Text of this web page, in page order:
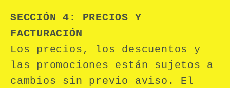
SECCIÓN 4: PRECIOS Y
FACTURACIÓN
Los precios, los descuentos y
las promociones están sujetos a
cambios sin previo aviso. El